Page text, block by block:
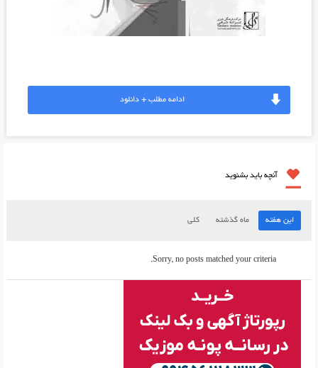
ادامه مطلب + دانلود
آنچه باید بشنوید
این هفته ماه گذشته کلی
Sorry, no posts matched your criteria.